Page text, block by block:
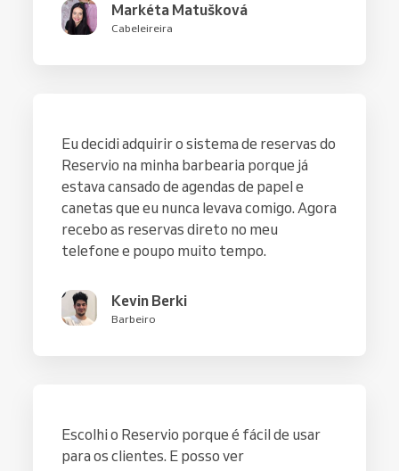
Markéta Matušková
Cabeleireira
Eu decidi adquirir o sistema de reservas do
Reservio na minha barbearia porque já
estava cansado de agendas de papel e
canetas que eu nunca levava comigo. Agora
recebo as reservas direto no meu
telefone e poupo muito tempo.
Kevin Berki
Barbeiro
Escolhi o Reservio porque é fácil de usar
para os clientes. E posso ver